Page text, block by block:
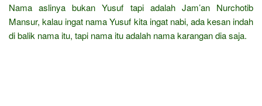
Nama aslinya bukan Yusuf tapi adalah Jam’an Nurchotib
Mansur, kalau ingat nama Yusuf kita ingat nabi, ada kesan indah
di balik nama itu, tapi nama itu adalah nama karangan dia saja.